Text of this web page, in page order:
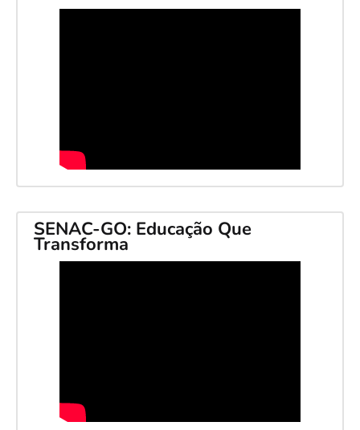
SENAC-GO: Educação Que
Transforma